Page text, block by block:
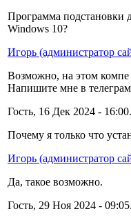
Программа подстановки
Windows 10?
Игорь (администратор
Возможно, на этом компе
Напишите мне в
Гость, 16 Дек 2024 - 16:00.
Почему я только что
Игорь (администратор
Да, такое возможно.
Гость, 29 Ноя 2024 - 09:05.